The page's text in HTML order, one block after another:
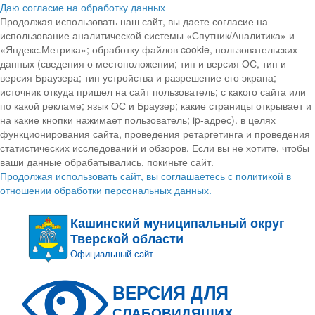
Даю согласие на обработку данных
Продолжая использовать наш сайт, вы даете согласие на
использование аналитической системы «Спутник/Аналитика» и
«Яндекс.Метрика»; обработку файлов cookie, пользовательских
данных (сведения о местоположении; тип и версия ОС, тип и
версия Браузера; тип устройства и разрешение его экрана;
источник откуда пришел на сайт пользователь; с какого сайта или
по какой рекламе; язык ОС и Браузер; какие страницы открывает и
на какие кнопки нажимает пользователь; ip-адрес). в целях
функционирования сайта, проведения ретаргетинга и проведения
статистических исследований и обзоров. Если вы не хотите, чтобы
ваши данные обрабатывались, покиньте сайт.
Продолжая использовать сайт, вы соглашаетесь с политикой в
отношении обработки персональных данных.